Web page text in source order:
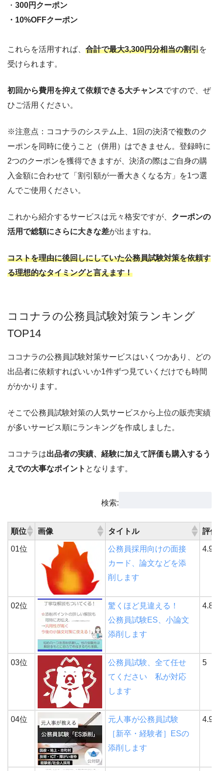
・ 300円クーポン
・10%OFFクーポン
これらを活用すれば、 合計で最大3,300円分相当の割引を
受けられます。
初回から費用を抑えて依頼できる大チャンスですので、ぜ
ひご活用ください。
※注意点：ココナラのシステム上、1回の決済で複数のク
ーポンを同時に使うこと（併用）はできません。登録時に
2つのクーポンを獲得できますが、決済の際はご自身の購
入金額に合わせて「割引額が一番大きくなる方」を1つ選
んでご使用ください。
これから紹介するサービスは元々格安ですが、 クーポンの
活用で総額にさらに大きな差が出ますね。
コストを理由に後回しにしていた公務員試験対策を依頼す
る理想的なタイミングと言えます！
ココナラの公務員試験対策ランキング
TOP14
ココナラの公務員試験対策サービスはいくつかあり、どの
出品者に依頼すればいいか1件ずつ見ていくだけでも時間
がかかります。
そこで公務員試験対策の人気サービスから上位の販売実績
が多いサービス順にランキングを作成しました。
ココナラは出品者の実績、経験に加えて評価も購入するう
えでの大事なポイント となります。
検索:
順位 画像 タイトル 評価
01位
公務員採用向けの面接
カード、論文などを添
削します
4.9
02位
驚くほど見違える！
公務員試験ES、小論文
添削します
4.8
03位
公務員試験、全て任せ
てください 私が対応
します
5
04位
元人事が公務員試験
［新卒・経験者］ESの
添削します
4.9